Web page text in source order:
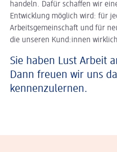
handeln. Dafür schaffen wir
Entwicklung möglich wird: für
Arbeitsgemeinschaft und für
die unseren Kund:innen
Sie haben Lust Arbeit
Dann freuen wir uns
kennenzulernen.